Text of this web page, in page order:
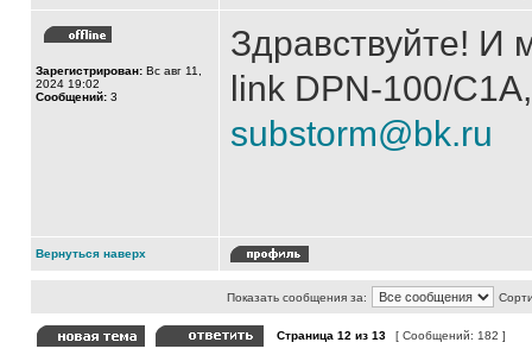
Зарегистрирован: Вс авг 11,
2024 19:02
Сообщений: 3
Здравствуйте! И
link DPN-100/
substorm@bk.ru
Вернуться наверх
Показать сообщения за:
Страница 12 из 13 [ Сообщений: 182 ]